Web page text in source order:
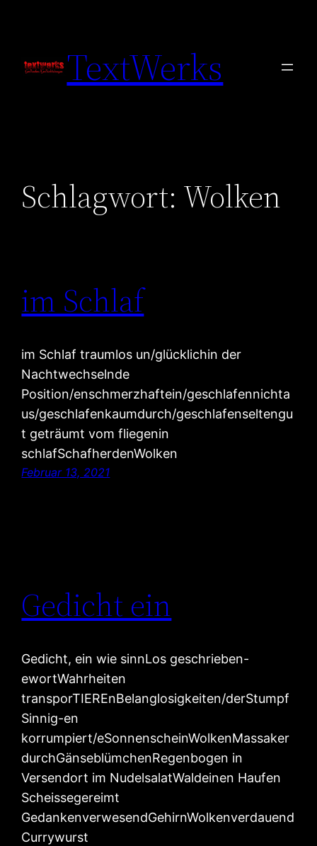
TextWerks
Schlagwort: Wolken
im Schlaf
im Schlaf traumlos un/glücklichin der
Nachtwechselnde
Position/enschmerzhaftein/geschlafennichta
us/geschlafenkaumdurch/geschlafenseltengu
t geträumt vom fliegenin
schlafSchafherdenWolken
Februar 13, 2021
Gedicht ein
Gedicht, ein wie sinnLos geschrieben-
ewortWahrheiten
transporTIEREnBelanglosigkeiten/derStumpf
Sinnig-en
korrumpiert/eSonnenscheinWolkenMassaker
durchGänseblümchenRegenbogen in
Versendort im NudelsalatWaldeinen Haufen
Scheissegereimt
GedankenverwesendGehirnWolkenverdauend
Currywurst